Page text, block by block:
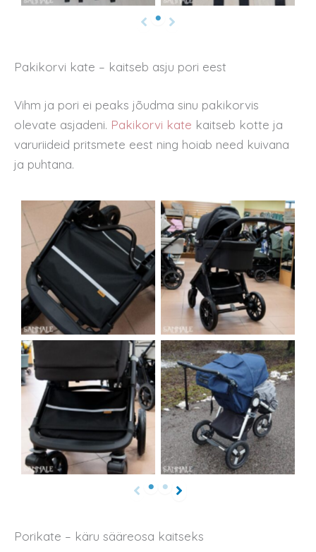
Pakikorvi kate – kaitseb asju pori eest
Vihm ja pori ei peaks jõudma sinu pakikorvis
olevate asjadeni. Pakikorvi kate kaitseb kotte ja
varuriideid pritsmete eest ning hoiab need kuivana
ja puhtana.
Porikate – käru sääreosa kaitseks